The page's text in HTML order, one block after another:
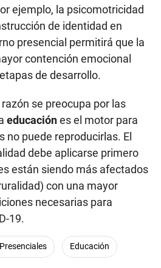
ejemplo, la psicomotricidad
de identidad en
presencial permitirá que la
contención emocional
de desarrollo.
se preocupa por las
educaciónes el motor para
no puede reproducirlas. El
debe aplicarse primero
están siendo más afectados
con una mayor
necesarias para
19.
Educación